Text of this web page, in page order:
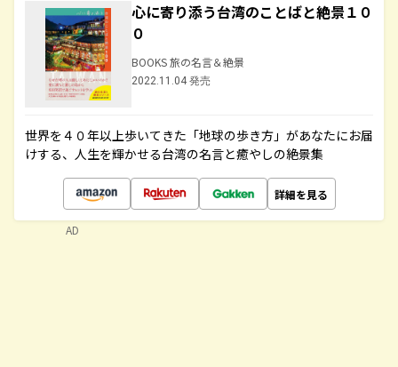
心に寄り添う台湾のことばと絶景１０
０
BOOKS 旅の名言＆絶景
2022.11.04 発売
世界を４０年以上歩いてきた「地球の歩き方」があなたにお届
けする、人生を輝かせる台湾の名言と癒やしの絶景集
詳細を見る
AD